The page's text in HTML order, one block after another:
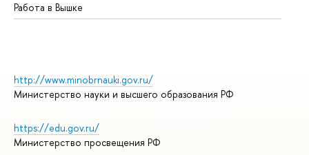
Работа в Вышке
http://www.minobrnauki.gov.ru/
Министерство науки и высшего образования РФ
https://edu.gov.ru/
Министерство просвещения РФ